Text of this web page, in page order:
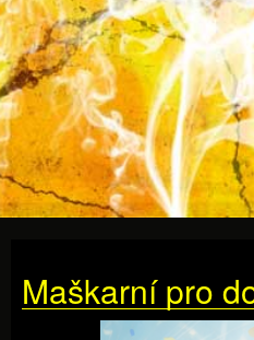
Maškarní pro